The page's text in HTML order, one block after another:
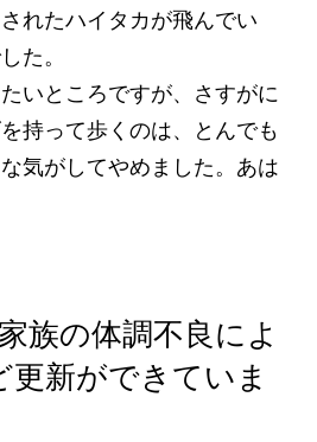
れたハイタカが飛んでい
た。
いところですが、さすがに
持って歩くのは、とんでも
気がしてやめました。あは
族の体調不良によ
更新ができていま